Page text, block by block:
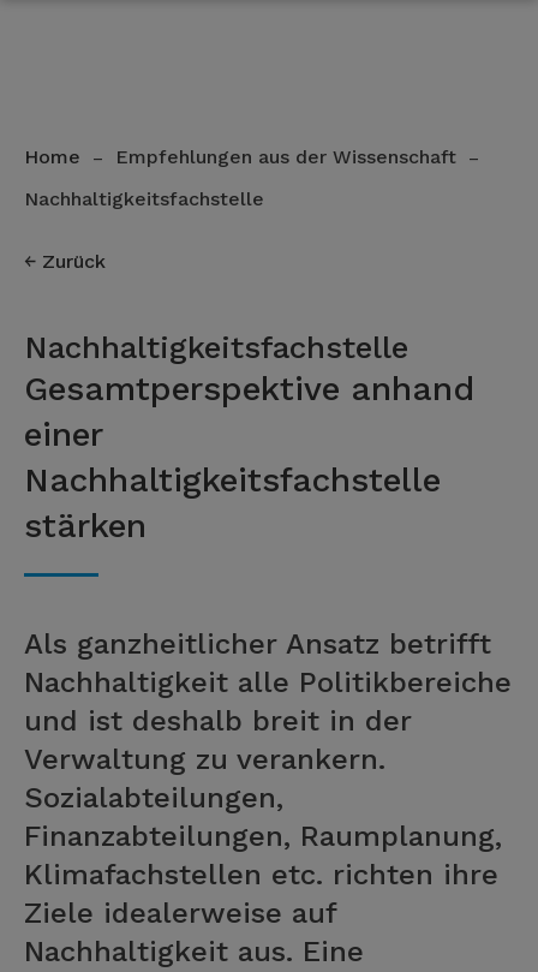
Home – Empfehlungen aus der Wissenschaft –
Nachhaltigkeitsfachstelle
Zurück
Nachhaltigkeitsfachstelle
Gesamtperspektive anhand
einer
Nachhaltigkeitsfachstelle
stärken
Als ganzheitlicher Ansatz betrifft
Nachhaltigkeit alle Politikbereiche
und ist deshalb breit in der
Verwaltung zu verankern.
Sozialabteilungen,
Finanzabteilungen, Raumplanung,
Klimafachstellen etc. richten ihre
Ziele idealerweise auf
Nachhaltigkeit aus. Eine